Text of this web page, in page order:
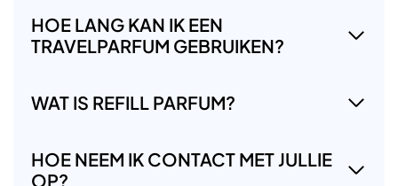
HOE LANG KAN IK EEN
TRAVELPARFUM GEBRUIKEN?
WAT IS REFILL PARFUM?
HOE NEEM IK CONTACT MET JULLIE
OP?